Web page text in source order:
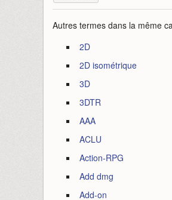
Autres termes dans la même
2D
2D isométrique
3D
3DTR
AAA
ACLU
Action-RPG
Add dmg
Add-on